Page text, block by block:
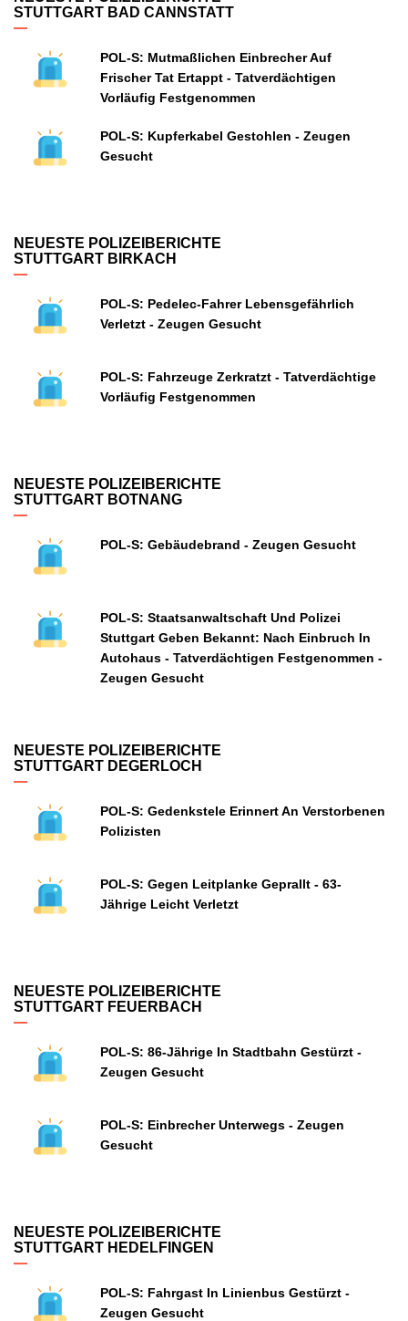
STUTTGART BAD CANNSTATT
POL-S: Mutmaßlichen Einbrecher Auf
Frischer Tat Ertappt - Tatverdächtigen
Vorläufig Festgenommen
POL-S: Kupferkabel Gestohlen - Zeugen
Gesucht
NEUESTE POLIZEIBERICHTE
STUTTGART BIRKACH
POL-S: Pedelec-Fahrer Lebensgefährlich
Verletzt - Zeugen Gesucht
POL-S: Fahrzeuge Zerkratzt - Tatverdächtige
Vorläufig Festgenommen
NEUESTE POLIZEIBERICHTE
STUTTGART BOTNANG
POL-S: Gebäudebrand - Zeugen Gesucht
POL-S: Staatsanwaltschaft Und Polizei
Stuttgart Geben Bekannt: Nach Einbruch In
Autohaus - Tatverdächtigen Festgenommen -
Zeugen Gesucht
NEUESTE POLIZEIBERICHTE
STUTTGART DEGERLOCH
POL-S: Gedenkstele Erinnert An Verstorbenen
Polizisten
POL-S: Gegen Leitplanke Geprallt - 63-
Jährige Leicht Verletzt
NEUESTE POLIZEIBERICHTE
STUTTGART FEUERBACH
POL-S: 86-Jährige In Stadtbahn Gestürzt -
Zeugen Gesucht
POL-S: Einbrecher Unterwegs - Zeugen
Gesucht
NEUESTE POLIZEIBERICHTE
STUTTGART HEDELFINGEN
POL-S: Fahrgast In Linienbus Gestürzt -
Zeugen Gesucht